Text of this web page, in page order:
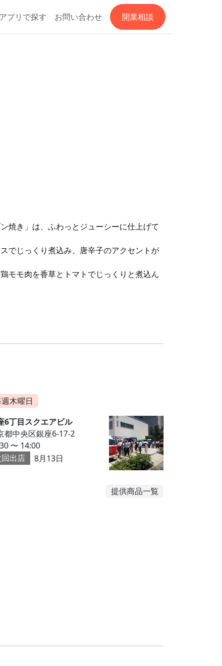
プリで探す お問い合わせ 開業相談
焼き」は、ふわっとジューシーに仕上げて
でじっくり煮込み、唐辛子のアクセントが
モモ肉を香草とトマトでじっくりと煮込ん
木曜日
6丁目スクエアビル
都中央区銀座6-17-2
〜 14:00
出店
8月13日
提供商品一覧